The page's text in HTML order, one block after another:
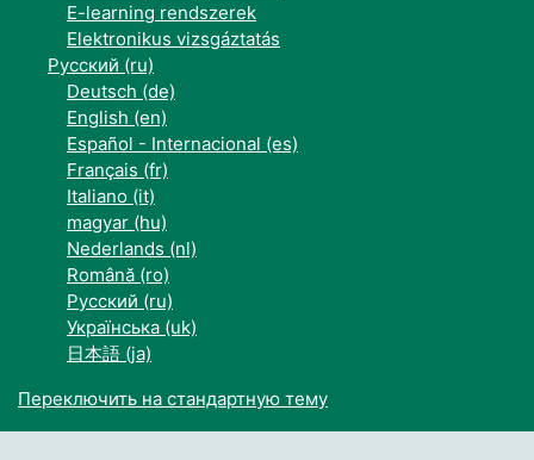
E-learning rendszerek
Elektronikus vizsgáztatás
Русский ‎(ru)‎
Deutsch ‎(de)‎
English ‎(en)‎
Español - Internacional ‎(es)‎
Français ‎(fr)‎
Italiano ‎(it)‎
magyar ‎(hu)‎
Nederlands ‎(nl)‎
Română ‎(ro)‎
Русский ‎(ru)‎
Українська ‎(uk)‎
日本語 ‎(ja)‎
Переключить на стандартную тему